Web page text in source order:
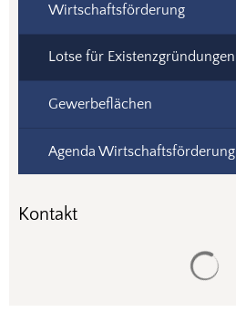
Wirtschaftsförderung
Lotse für Existenzgründungen
Gewerbeflächen
Agenda Wirtschaftsförderung
Kontakt